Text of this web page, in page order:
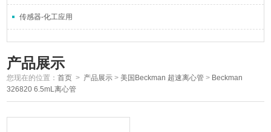
传感器-化工应用
产品展示
您现在的位置：首页 > 产品展示 >美国Beckman 超速离心管 > Beckman
326820 6.5mL离心管